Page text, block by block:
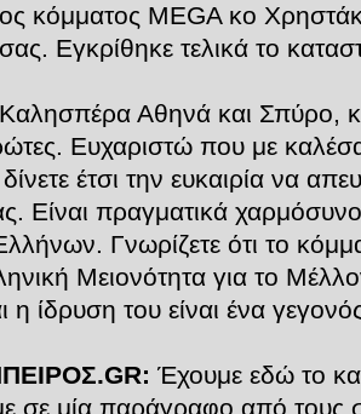
κόμματος MEGA κο
Εγκρίθηκε τελικά το
Καλησπέρα Αθηνά και Σπύρο,
Ευχαριστώ που με
έτσι την ευκαιρία να
Είναι πραγματικά
Γνωρίζετε ότι το
Μειονότητα για το
η ίδρυση του είναι ένα
Έχουμε εδώ το
σε μία παράγραφο από τους